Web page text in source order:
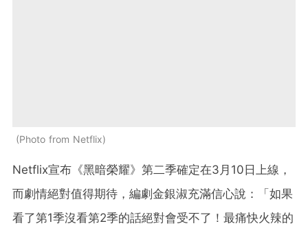
Photo from Netflix
Netflix宣布《黑暗榮耀》第二季確定在3月10日上線，
而劇情絕對值得期待，編劇金銀淑充滿信心說：「如果
看了第1季沒看第2季的話絕對會受不了！最痛快火辣的